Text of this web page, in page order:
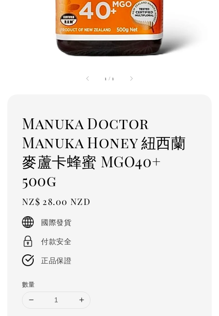
1 /1
Manuka Doctor
Manuka Honey 紐西蘭
麥蘆卡蜂蜜 MGO40+
500g
Regular
price
NZ$ 28.00 NZD
國際發貨
付款安全
正品保證
數量